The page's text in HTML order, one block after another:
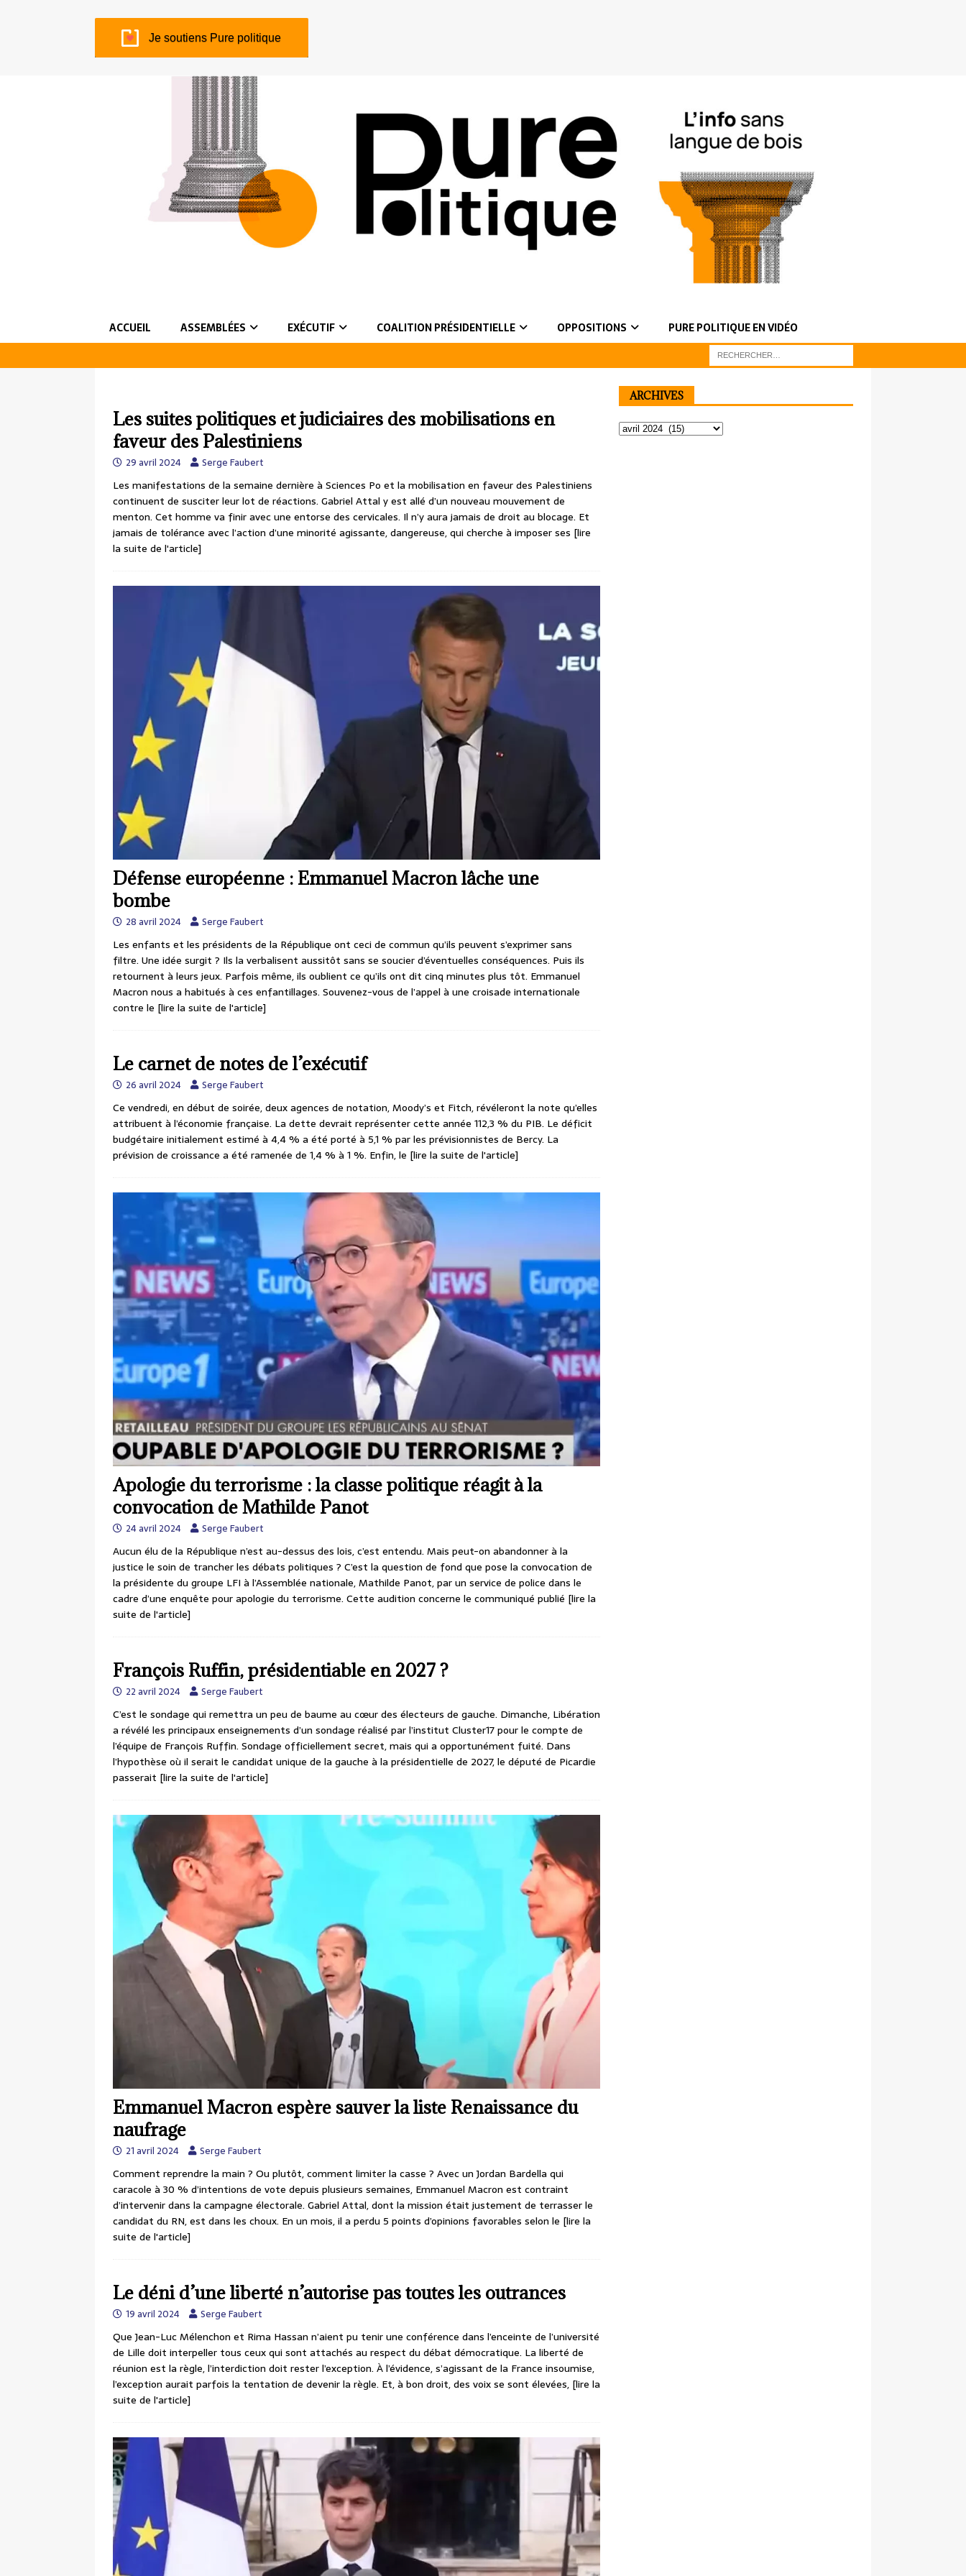
Je soutiens Pure politique
ACCUEIL ASSEMBLÉES EXÉCUTIF COALITION PRÉSIDENTIELLE OPPOSITIONS PURE POLITIQUE EN VIDÉO
Les suites politiques et judiciaires des mobilisations en
faveur des Palestiniens
29 avril 2024 Serge Faubert
Les manifestations de la semaine dernière à Sciences Po et la mobilisation en faveur des Palestiniens
continuent de susciter leur lot de réactions. Gabriel Attal y est allé d’un nouveau mouvement de
menton. Cet homme va finir avec une entorse des cervicales. Il n’y aura jamais de droit au blocage. Et
jamais de tolérance avec l’action d’une minorité agissante, dangereuse, qui cherche à imposer ses [lire
la suite de l'article]
Défense européenne : Emmanuel Macron lâche une
bombe
28 avril 2024 Serge Faubert
Les enfants et les présidents de la République ont ceci de commun qu’ils peuvent s’exprimer sans
filtre. Une idée surgit ? Ils la verbalisent aussitôt sans se soucier d’éventuelles conséquences. Puis ils
retournent à leurs jeux. Parfois même, ils oublient ce qu’ils ont dit cinq minutes plus tôt. Emmanuel
Macron nous a habitués à ces enfantillages. Souvenez-vous de l’appel à une croisade internationale
contre le [lire la suite de l'article]
Le carnet de notes de l’exécutif
26 avril 2024 Serge Faubert
Ce vendredi, en début de soirée, deux agences de notation, Moody’s et Fitch, révéleront la note qu’elles
attribuent à l’économie française. La dette devrait représenter cette année 112,3 % du PIB. Le déficit
budgétaire initialement estimé à 4,4 % a été porté à 5,1 % par les prévisionnistes de Bercy. La
prévision de croissance a été ramenée de 1,4 % à 1 %. Enfin, le [lire la suite de l'article]
Apologie du terrorisme : la classe politique réagit à la
convocation de Mathilde Panot
24 avril 2024 Serge Faubert
Aucun élu de la République n’est au-dessus des lois, c’est entendu. Mais peut-on abandonner à la
justice le soin de trancher les débats politiques ? C’est la question de fond que pose la convocation de
la présidente du groupe LFI à l’Assemblée nationale, Mathilde Panot, par un service de police dans le
cadre d’une enquête pour apologie du terrorisme. Cette audition concerne le communiqué publié [lire la
suite de l'article]
François Ruffin, présidentiable en 2027 ?
22 avril 2024 Serge Faubert
C’est le sondage qui remettra un peu de baume au cœur des électeurs de gauche. Dimanche, Libération
a révélé les principaux enseignements d’un sondage réalisé par l’institut Cluster17 pour le compte de
l’équipe de François Ruffin. Sondage officiellement secret, mais qui a opportunément fuité. Dans
l’hypothèse où il serait le candidat unique de la gauche à la présidentielle de 2027, le député de Picardie
passerait [lire la suite de l'article]
Emmanuel Macron espère sauver la liste Renaissance du
naufrage
21 avril 2024 Serge Faubert
Comment reprendre la main ? Ou plutôt, comment limiter la casse ? Avec un Jordan Bardella qui
caracole à 30 % d’intentions de vote depuis plusieurs semaines, Emmanuel Macron est contraint
d’intervenir dans la campagne électorale. Gabriel Attal, dont la mission était justement de terrasser le
candidat du RN, est dans les choux. En un mois, il a perdu 5 points d’opinions favorables selon le [lire la
suite de l'article]
Le déni d’une liberté n’autorise pas toutes les outrances
19 avril 2024 Serge Faubert
Que Jean-Luc Mélenchon et Rima Hassan n’aient pu tenir une conférence dans l’enceinte de l’université
de Lille doit interpeller tous ceux qui sont attachés au respect du débat démocratique. La liberté de
réunion est la règle, l’interdiction doit rester l’exception. À l’évidence, s’agissant de la France insoumise,
l’exception aurait parfois la tentation de devenir la règle. Et, à bon droit, des voix se sont élevées, [lire la
suite de l'article]
ARCHIVES